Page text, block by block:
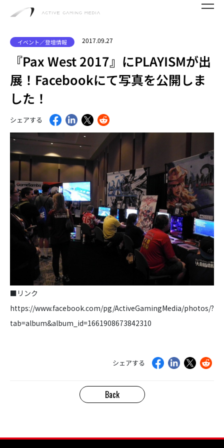
イベント／登壇情報 2017.09.27
『Pax West 2017』にPLAYISMが出
展！Facebookにて写真を公開しま
した！
シェアする
■リンク
https://www.facebook.com/pg/ActiveGamingMedia/photos/?
tab=album&album_id=1661908673842310
シェアする
Back